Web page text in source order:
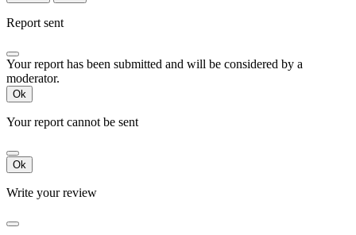
Report sent
Your report has been submitted and will be considered by a
moderator.
Ok
Your report cannot be sent
Ok
Write your review